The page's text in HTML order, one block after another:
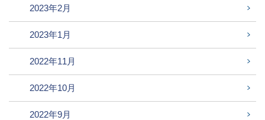
2023年2月
2023年1月
2022年11月
2022年10月
2022年9月